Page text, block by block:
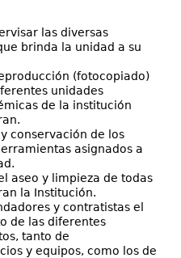
las diversas
brinda la unidad a su
(fotocopiado)
unidades
de la institución
conservación de los
asignados a
aseo y limpieza de todas
la Institución.
y contratistas el
de las diferentes
tanto de
y equipos, como los de